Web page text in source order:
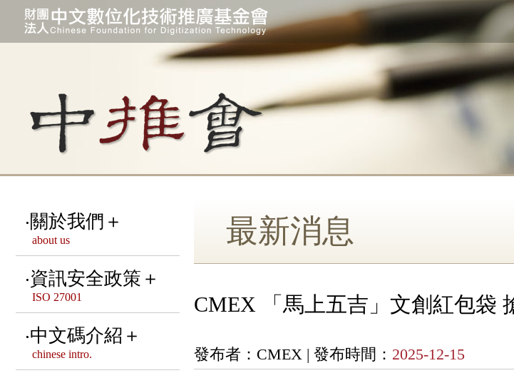
關於我們＋
about us
宗旨 & 緣起
本會組織架構
董事長 & 副董事長 &
資訊安全政策＋
ISO 27001
資訊安全政策說明
隱私權政策聲明
中文碼介紹＋
chinese intro.
最新消息
CMEX 「馬上五吉」文創紅包袋
發布者：CMEX | 發布時間： 2025-12-15